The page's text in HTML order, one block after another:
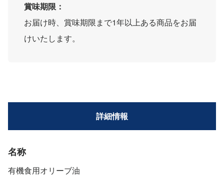
賞味期限：
お届け時、賞味期限まで1年以上ある商品をお届
けいたします。
詳細情報
名称
有機食用オリーブ油